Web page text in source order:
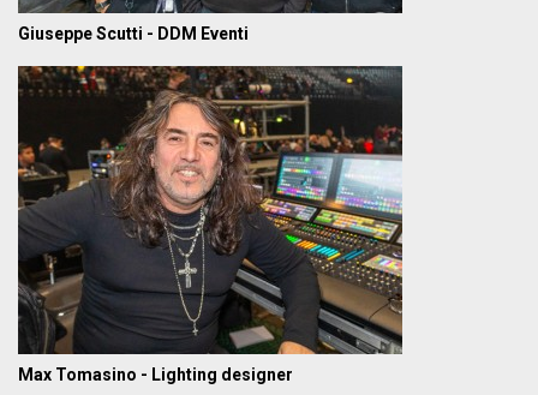
Giuseppe Scutti - DDM Eventi
Max Tomasino - Lighting designer